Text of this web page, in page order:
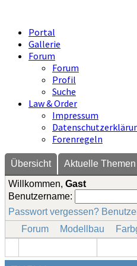
Portal
Gallerie
Forum
Forum
Profil
Suche
Law & Order
Impressum
Forenregeln
Übersicht Aktuelle Themen
Willkommen, Gast
Benutzername:
Passwort vergessen?
Forum
Modellbau